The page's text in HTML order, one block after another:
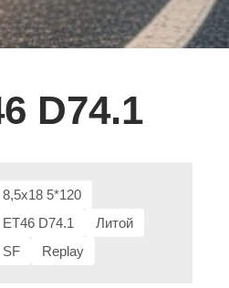
D74.1
8,5x18 5*120
ET46 D74.1
Литой
SF
Replay